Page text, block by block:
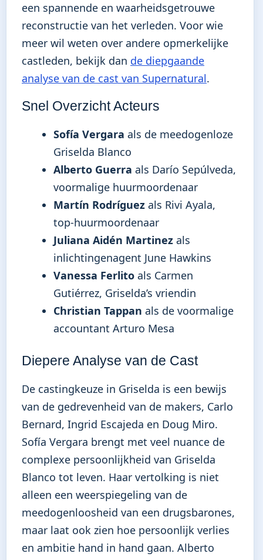
een spannende en waarheidsgetrouwe
reconstructie van het verleden. Voor wie
meer wil weten over andere opmerkelijke
castleden, bekijk dan de diepgaande
analyse van de cast van Supernatural.
Snel Overzicht Acteurs
Sofía Vergara als de meedogenloze
Griselda Blanco
Alberto Guerra als Darío Sepúlveda,
voormalige huurmoordenaar
Martín Rodríguez als Rivi Ayala,
top-huurmoordenaar
Juliana Aidén Martinez als
inlichtingenagent June Hawkins
Vanessa Ferlito als Carmen
Gutiérrez, Griselda’s vriendin
Christian Tappan als de voormalige
accountant Arturo Mesa
Diepere Analyse van de Cast
De castingkeuze in Griselda is een bewijs
van de gedrevenheid van de makers, Carlo
Bernard, Ingrid Escajeda en Doug Miro.
Sofía Vergara brengt met veel nuance de
complexe persoonlijkheid van Griselda
Blanco tot leven. Haar vertolking is niet
alleen een weerspiegeling van de
meedogenloosheid van een drugsbarones,
maar laat ook zien hoe persoonlijk verlies
en ambitie hand in hand gaan. Alberto